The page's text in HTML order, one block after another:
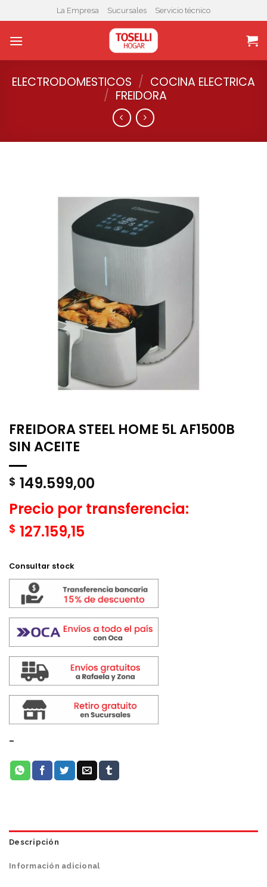
to
content
La Empresa Sucursales Servicio técnico
ELECTRODOMESTICOS / COCINA ELECTRICA
/ FREIDORA
FREIDORA STEEL HOME 5L AF1500B
SIN ACEITE
$ 149.599,00
Precio por transferencia:
$ 127.159,15
Consultar stock
-
Descripción
Información adicional